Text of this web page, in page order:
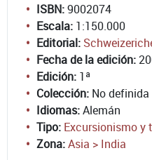
ISBN:9002074
Escala: 1:150.000
Editorial:
Fecha de la edición:
Edición: 1ª
Colección: No definida
Idiomas:Alemán
Tipo: Excursionismo y
Zona:Asia > India